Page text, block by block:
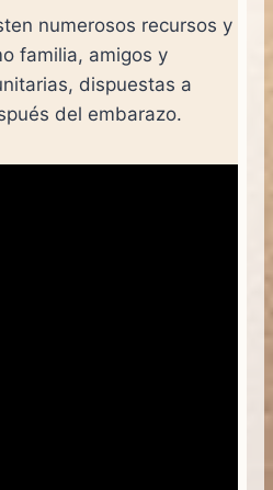
numerosos recursos y
familia, amigos y
dispuestas a
del embarazo.